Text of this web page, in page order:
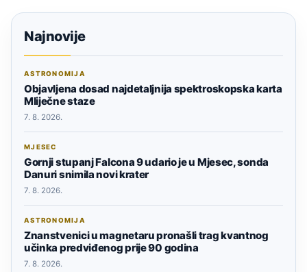
Najnovije
ASTRONOMIJA
Objavljena dosad najdetaljnija spektroskopska karta
Mliječne staze
7. 8. 2026.
MJESEC
Gornji stupanj Falcona 9 udario je u Mjesec, sonda
Danuri snimila novi krater
7. 8. 2026.
ASTRONOMIJA
Znanstvenici u magnetaru pronašli trag kvantnog
učinka predviđenog prije 90 godina
7. 8. 2026.